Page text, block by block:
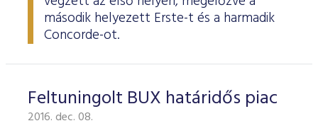
második helyezett Erste-t és a harmadik
Concorde-ot.
Feltuningolt BUX határidős piac
2016. dec. 08.